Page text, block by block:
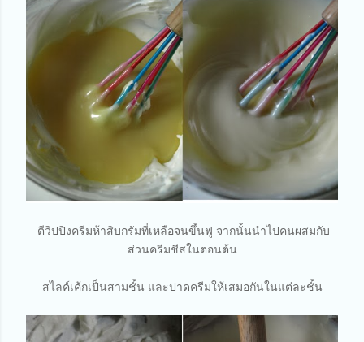
ตีวิปปิงครีมห้าสิบกรัมที่เหลือจนขึ้นฟู จากนั้นนำไปคนผสมกับ
ส่วนครีมชีสในตอนต้น
สไลค์เค้กเป็นสามชั้น และปาดครีมให้เสมอกันในแต่ละชั้น